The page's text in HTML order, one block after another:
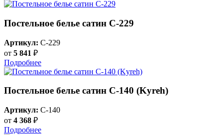
Постельное белье сатин С-229
Артикул: C-229
от 5 841 ₽
Подробнее
Постельное белье сатин С-140 (Kyreh)
Артикул: C-140
от 4 368 ₽
Подробнее